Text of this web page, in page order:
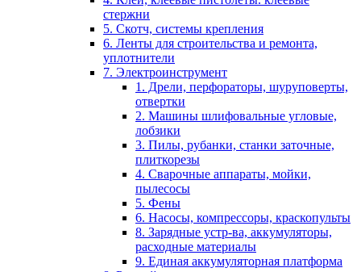
стержни
5. Скотч, системы крепления
6. Ленты для строительства и ремонта,
уплотнители
7. Электроинструмент
1. Дрели, перфораторы, шуруповерты,
отвертки
2. Машины шлифовальные угловые,
лобзики
3. Пилы, рубанки, станки заточные,
плиткорезы
4. Сварочные аппараты, мойки,
пылесосы
5. Фены
6. Насосы, компрессоры, краскопульты
8. Зарядные устр-ва, аккумуляторы,
расходные материалы
9. Единая аккумуляторная платформа